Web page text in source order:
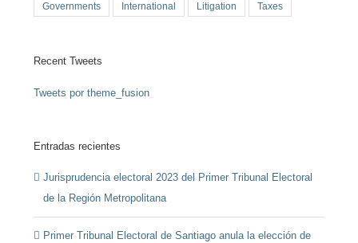
Governments International Litigation Taxes
Recent Tweets
Tweets por theme_fusion
Entradas recientes
Jurisprudencia electoral 2023 del Primer Tribunal Electoral
de la Región Metropolitana
Primer Tribunal Electoral de Santiago anula la elección de